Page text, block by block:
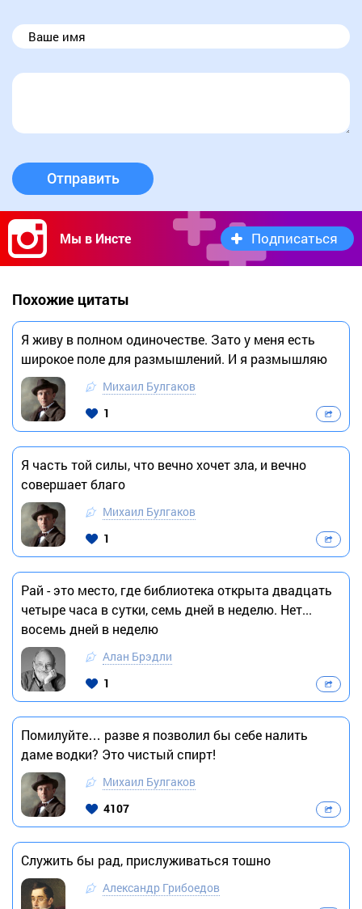
Отправить
Мы в Инсте Подписаться
Похожие цитаты
Я живу в полном одиночестве. Зато у меня есть
широкое поле для размышлений. И я размышляю
Михаил Булгаков
1
Я часть той силы, что вечно хочет зла, и вечно
совершает благо
Михаил Булгаков
1
Рай - это место, где библиотека открыта двадцать
четыре часа в сутки, семь дней в неделю. Нет...
восемь дней в неделю
Алан Брэдли
1
Помилуйте… разве я позволил бы себе налить
даме водки? Это чистый спирт!
Михаил Булгаков
4107
Служить бы рад, прислуживаться тошно
Александр Грибоедов